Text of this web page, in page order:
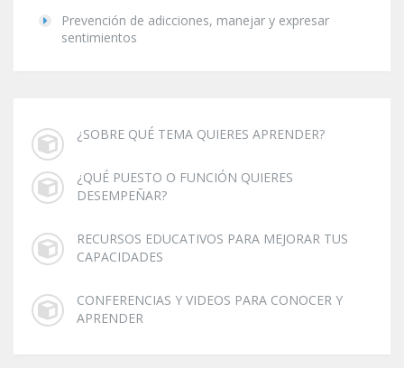
Prevención de adicciones, manejar y expresar
sentimientos
¿SOBRE QUÉ TEMA QUIERES APRENDER?
¿QUÉ PUESTO O FUNCIÓN QUIERES
DESEMPEÑAR?
RECURSOS EDUCATIVOS PARA MEJORAR TUS
CAPACIDADES
CONFERENCIAS Y VIDEOS PARA CONOCER Y
APRENDER